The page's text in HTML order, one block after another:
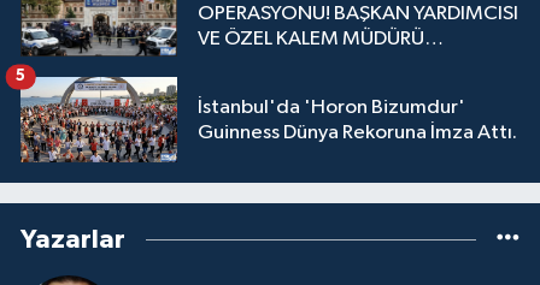
OPERASYONU! BAŞKAN YARDIMCISI
VE ÖZEL KALEM MÜDÜRÜ
İstanbul'da 'Horon Bizumdur'
Guinness Dünya Rekoruna İmza Attı.
5
Yazarlar